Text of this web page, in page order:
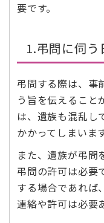
要です。
1.弔問に伺う
弔問する際は、事
う旨を伝えること
は、遺族も混乱し
かかってしまいます
また、遺族が弔問
弔問の許可は必要
する場合であれば
連絡や許可は必要